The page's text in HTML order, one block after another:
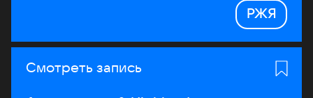
РЖЯ
Смотреть запись